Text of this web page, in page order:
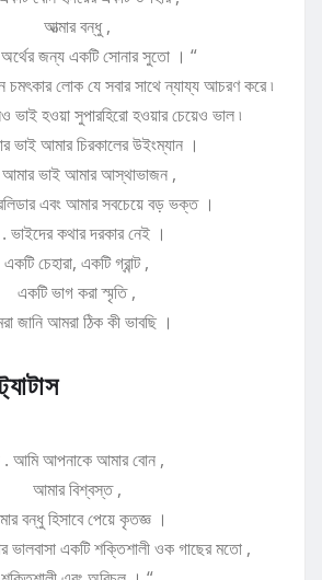
আত্মার বন্ধু ,
অর্থের জন্য একটি সোনার সুতো । “
লোক যে সবার সাথে ন্যায্য আচরণ করে ৷
হওয়া সুপারহিরো হওয়ার চেয়েও ভাল ৷
ভাই আমার চিরকালের উইংম্যান ।
ভাই আমার আস্থাভাজন ,
এবং আমার সবচেয়ে বড় ভক্ত ।
ভাইদের কথার দরকার নেই ।
একটি চেহারা, একটি গ্রান্ট ,
একটি ভাগ করা স্মৃতি ,
জানি আমরা ঠিক কী ভাবছি ।
আমি আপনাকে আমার বোন ,
আমার বিশ্বস্ত ,
বন্ধু হিসাবে পেয়ে কৃতজ্ঞ ।
ভালবাসা একটি শক্তিশালী ওক গাছের মতো ,